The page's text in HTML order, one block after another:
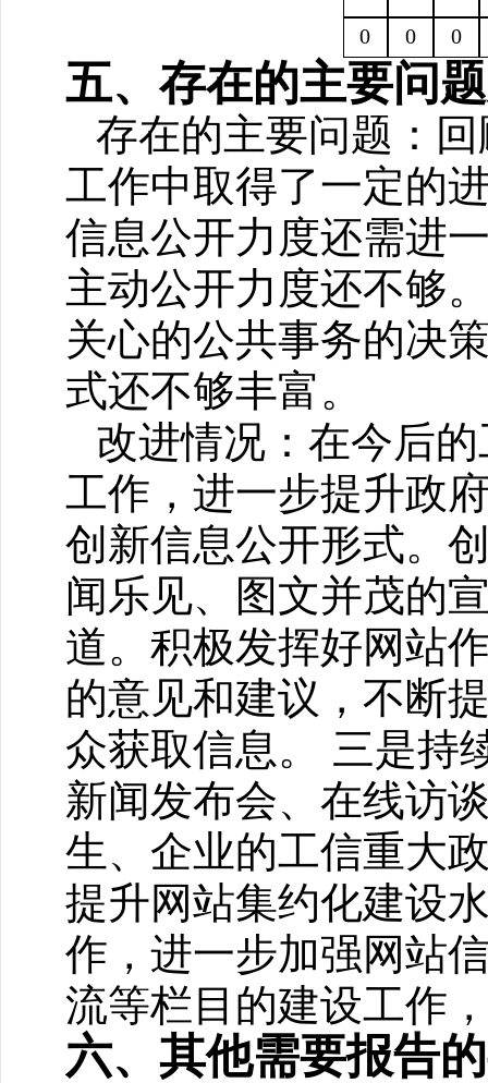
0 0 0
五、存在的主要问
存在的主要问题：
工作中取得了一定的
信息公开力度还需进
主动公开力度还不够
关心的公共事务的决
式还不够丰富。
改进情况：在今后
工作，进一步提升政
创新信息公开形式。
闻乐见、图文并茂的
道。积极发挥好网站
的意见和建议，不断
众获取信息。
三是持
新闻发布会、在线访
生、企业的工信重大
提升网站集约化建设
作，进一步加强网站
流等栏目的建设工作
六、其他需要报告